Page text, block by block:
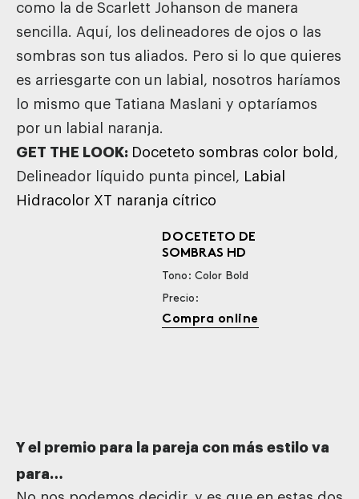
como la de Scarlett Johanson de manera
sencilla. Aquí, los delineadores de ojos o las
sombras son tus aliados. Pero si lo que quieres
es arriesgarte con un labial, nosotros haríamos
lo mismo que Tatiana Maslani y optaríamos
por un labial naranja.
GET THE LOOK: Doceteto sombras color bold ,
Delineador líquido punta pincel, Labial
Hidracolor XT naranja cítrico
DOCETETO DE
SOMBRAS HD
Tono: Color Bold
Precio:
Compra online
Y el premio para la pareja con más estilo va
para…